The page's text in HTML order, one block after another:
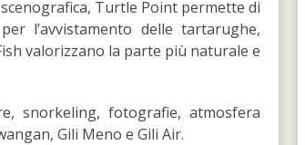
Turtle Point permette di
l’avvistamento delle tartarughe,
valorizzano la parte più naturale e
snorkeling, fotografie, atmosfera
Gili Meno e Gili Air.